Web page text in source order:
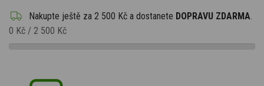
Nakupte ještě za 2 500 Kč a dostanete DOPRAVU ZDARMA
0 Kč / 2 500 Kč